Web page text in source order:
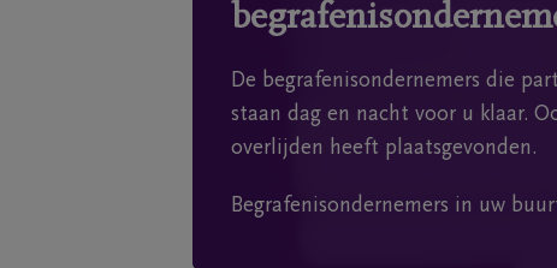
De begrafenisondernemers die
staan dag en nacht voor u klaar.
overlijden heeft plaatsgevonden.
Begrafenisondernemers in uw